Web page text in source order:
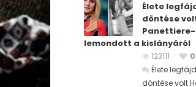
Élete
döntése
Panettiere-
lemondott a kislányáról
123111
0
Élete
döntése volt